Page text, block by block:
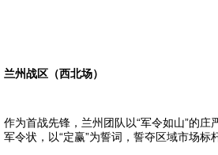
兰州战区（西北场）
作为首战先锋，兰州团队以“军令如山”的庄
军令状，以“定赢”为誓词，誓夺区域市场标